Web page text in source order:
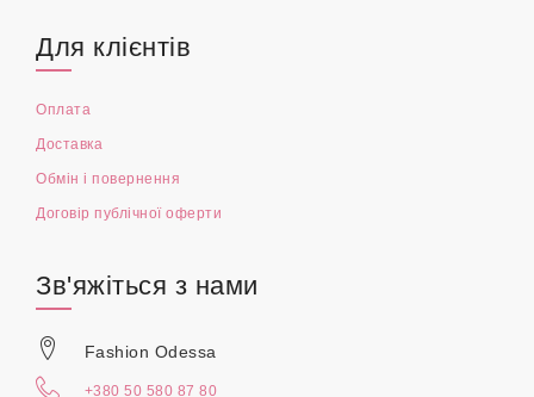
Для клієнтів
Оплата
Доставка
Обмін і повернення
Договір публічної оферти
Зв'яжіться з нами
Fashion Odessa
+380 50 580 87 80